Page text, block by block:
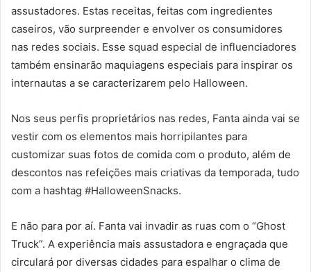
assustadores. Estas receitas, feitas com ingredientes
caseiros, vão surpreender e envolver os consumidores
nas redes sociais. Esse squad especial de influenciadores
também ensinarão maquiagens especiais para inspirar os
internautas a se caracterizarem pelo Halloween.
Nos seus perfis proprietários nas redes, Fanta ainda vai se
vestir com os elementos mais horripilantes para
customizar suas fotos de comida com o produto, além de
descontos nas refeições mais criativas da temporada, tudo
com a hashtag #HalloweenSnacks.
E não para por aí. Fanta vai invadir as ruas com o “Ghost
Truck”. A experiência mais assustadora e engraçada que
circulará por diversas cidades para espalhar o clima de